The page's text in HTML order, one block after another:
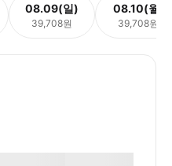
08.09(일)
39,708원
08.10(월)
39,708원